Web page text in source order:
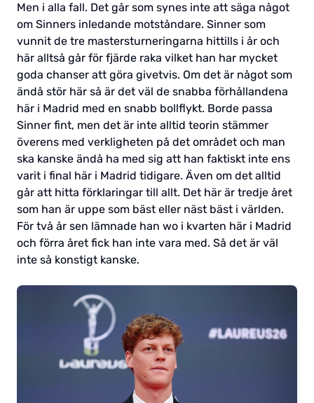
Men i alla fall. Det går som synes inte att säga något
om Sinners inledande motståndare. Sinner som
vunnit de tre mastersturneringarna hittills i år och
här alltså går för fjärde raka vilket han har mycket
goda chanser att göra givetvis. Om det är något som
ändå stör här så är det väl de snabba förhållandena
här i Madrid med en snabb bollflykt. Borde passa
Sinner fint, men det är inte alltid teorin stämmer
överens med verkligheten på det området och man
ska kanske ändå ha med sig att han faktiskt inte ens
varit i final här i Madrid tidigare. Även om det alltid
går att hitta förklaringar till allt. Det här är tredje året
som han är uppe som bäst eller näst bäst i världen.
För två år sen lämnade han wo i kvarten här i Madrid
och förra året fick han inte vara med. Så det är väl
inte så konstigt kanske.